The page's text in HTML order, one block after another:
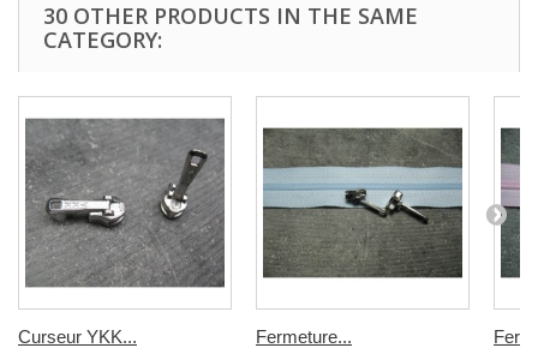
30 OTHER PRODUCTS IN THE SAME
CATEGORY:
Curseur YKK... Fermeture...